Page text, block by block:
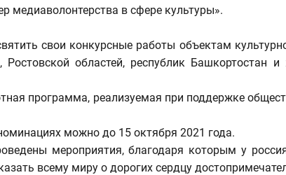
медиаволонтерства в сфере культуры».
свои конкурсные работы объектам
областей, республик Башкортостан
программа, реализуемая при поддержке
можно до 15 октября 2021 года.
мероприятия, благодаря которым у
всему миру о дорогих сердцу